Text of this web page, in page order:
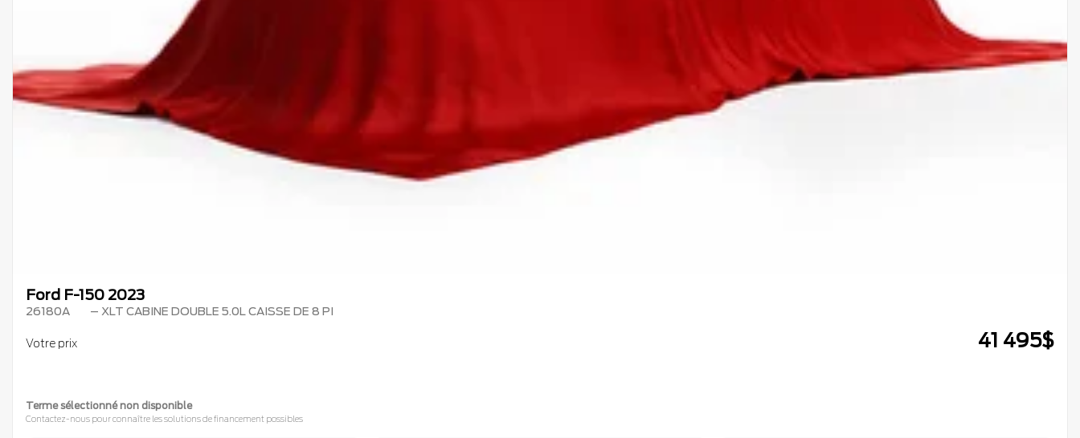
Ford F-150 2023
26180A – XLT CABINE DOUBLE 5.0L CAISSE DE 8 PI
Votre prix 41 495$
Terme sélectionné non disponible
Contactez-nous pour connaître les solutions de financement possibles